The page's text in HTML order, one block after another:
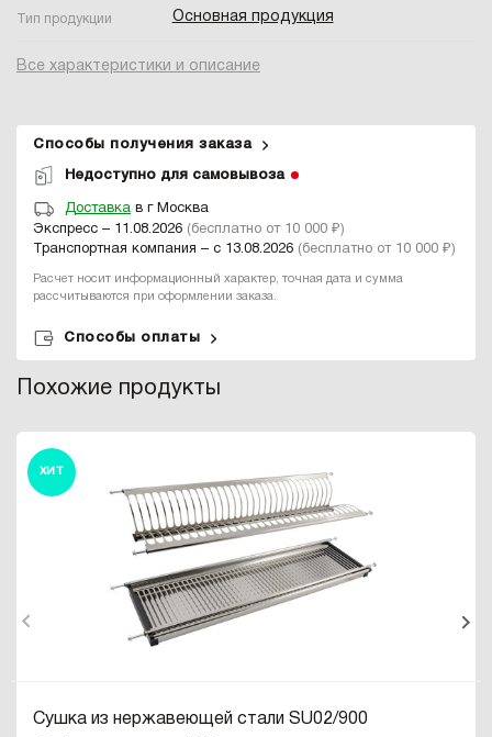
Тип продукции Основная продукция
Все характеристики и описание
Способы получения заказа
Недоступно для самовывоза
Доставка в г Москва
Экспресс – 11.08.2026 (бесплатно от 10 000 ₽)
Транспортная компания – с 13.08.2026 (бесплатно от 10 000 ₽)
Расчет носит информационный характер, точная дата и сумма
рассчитываются при оформлении заказа.
Способы оплаты
Похожие продукты
ХИТ
Сушка из нержавеющей стали SU02/900